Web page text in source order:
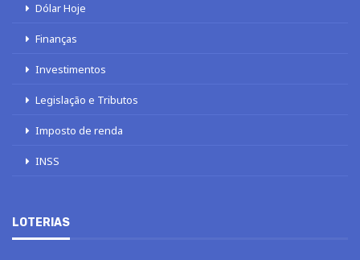
Dólar Hoje
Finanças
Investimentos
Legislação e Tributos
Imposto de renda
INSS
LOTERIAS